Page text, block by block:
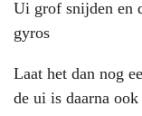
Ui grof snijden en
gyros
Laat het dan nog
de ui is daarna